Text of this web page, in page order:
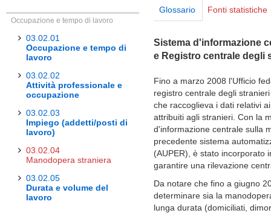
Occupazione e tempo di lavoro
03.02.01
Occupazione e tempo di
lavoro
03.02.02
Attività professionale e
occupazione
03.02.03
Impiego (addetti/posti di
lavoro)
03.02.04
Manodopera straniera
03.02.05
Durata e volume del
lavoro
Glossario Fonti statistiche
Sistema d'informazione
e Registro centrale degli
Fino a marzo 2008 l'Ufficio
registro centrale degli
che raccoglieva i dati relativi
attribuiti agli stranieri. Con la
d'informazione centrale sulla
precedente sistema
(AUPER), è stato incorporato
garantire una rilevazione
Da notare che fino a giugno
determinare sia la
lunga durata (domiciliati,